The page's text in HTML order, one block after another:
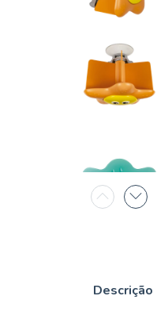
Descrição